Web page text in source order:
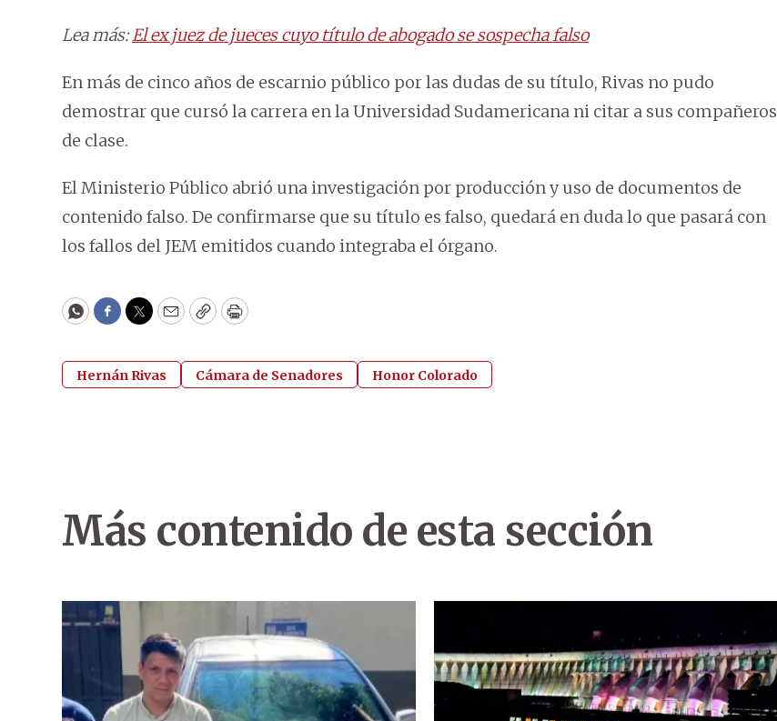
Lea más:El ex juez de jueces cuyo título de abogado se sospecha falso
En más de cinco años de escarnio público por las dudas de su título, Rivas no pudo
demostrar que cursó la carrera en la Universidad Sudamericana ni citar a sus compañeros
de clase.
El Ministerio Público abrió una investigación por producción y uso de documentos de
contenido falso. De confirmarse que su título es falso, quedará en duda lo que pasará con
los fallos del JEM emitidos cuando integraba el órgano.
WhatsApp
Facebook
Twitter
EmailCopyPrint
Hernán Rivas Cámara de Senadores Honor Colorado
Más contenido de esta sección